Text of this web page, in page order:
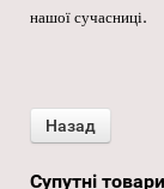
нашої сучасниці.
Супутні товари